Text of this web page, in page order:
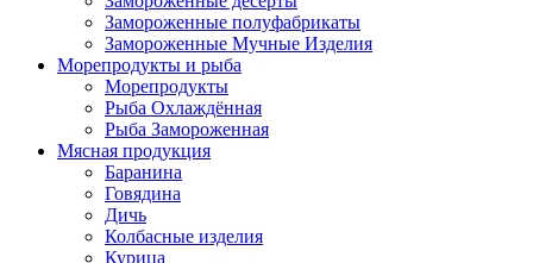
Замороженные полуфабрикаты
Замороженные Мучные Изделия
Морепродукты и рыба
Морепродукты
Рыба Охлаждённая
Рыба Замороженная
Мясная продукция
Баранина
Говядина
Дичь
Колбасные изделия
Курица